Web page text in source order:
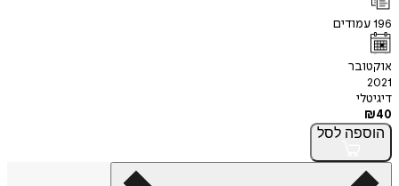
196עמודים
אוקטובר
2021
דיגיטלי
₪40
הוספה לסל